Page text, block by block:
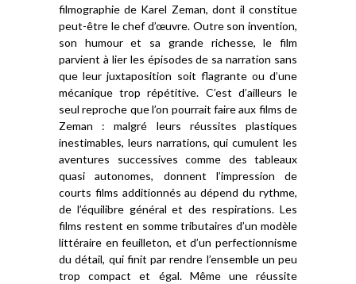
filmographie de Karel Zeman, dont il constitue
peut-être le chef d’œuvre. Outre son invention,
son humour et sa grande richesse, le film
parvient à lier les épisodes de sa narration sans
que leur juxtaposition soit flagrante ou d’une
mécanique trop répétitive. C’est d’ailleurs le
seul reproche que l’on pourrait faire aux films de
Zeman : malgré leurs réussites plastiques
inestimables, leurs narrations, qui cumulent les
aventures successives comme des tableaux
quasi autonomes, donnent l’impression de
courts films additionnés au dépend du rythme,
de l’équilibre général et des respirations. Les
films restent en somme tributaires d’un modèle
littéraire en feuilleton, et d’un perfectionnisme
du détail, qui finit par rendre l’ensemble un peu
trop compact et égal. Même une réussite